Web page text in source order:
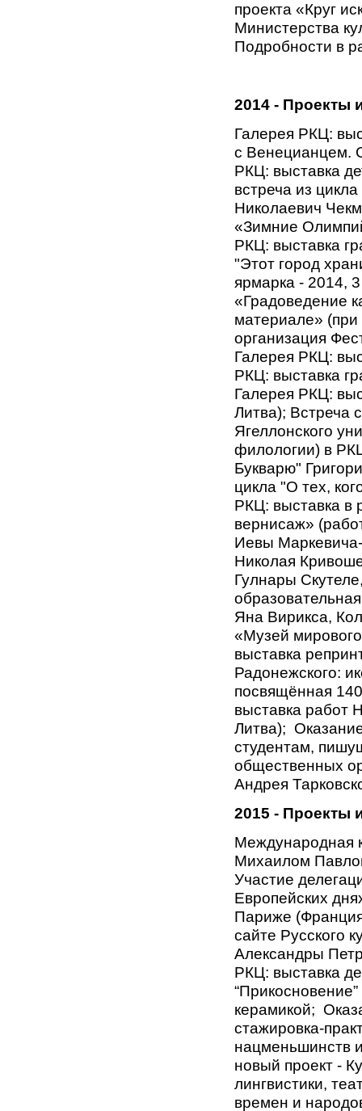
проекта «Круг
Министерства
Подробности в
2014 - Проекты
Галерея РКЦ:
с Венецианцем.
РКЦ: выставка
встреча из
Николаевич
«Зимние
РКЦ: выставка
"Этот город
ярмарка - 2014,
«Градоведение
материале»
организация
Галерея РКЦ:
РКЦ: выставка
Галерея РКЦ:
Литва); Встреча
Ягеллонского
филологии) в
Букварю"
цикла "О тех,
РКЦ: выставка в
вернисаж»
Иевы
Николая
Гулнары
Яна Вирикса,
«Музей
выставка
Радонежского:
посвящённая
выставка работ
Литва);
студентам,
общественных
Андрея
2015 - Проекты
Международная
Михаилом
Участие
Европейских
Париже
сайте Русского
Александры
РКЦ: выставка
керамикой;
стажировка-
нацменьшинств
новый проект -
лингвистики,
времен и